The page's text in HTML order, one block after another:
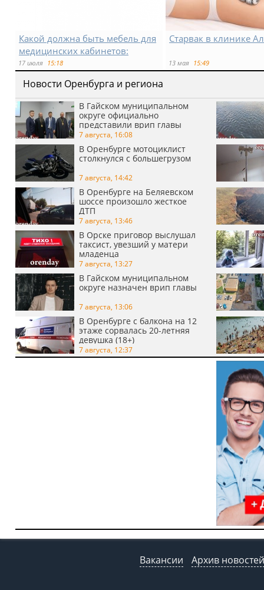
Какой должна быть мебель для
медицинских кабинетов:
требования к
безопасности
17 июля 15:18
Старвак в клинике
13 мая 15:49
Новости Оренбурга и региона
В Гайском муниципальном
округе официально
представили врип главы
7 августа, 16:08
В Оренбурге мотоциклист
столкнулся с большегрузом
7 августа, 14:42
В Оренбурге на Беляевском
шоссе произошло жесткое
ДТП
7 августа, 13:46
В Орске приговор выслушал
таксист, увезший у матери
младенца
7 августа, 13:27
В Гайском муниципальном
округе назначен врип главы
7 августа, 13:06
В Оренбурге с балкона на 12
этаже сорвалась 20-летняя
девушка (18+)
7 августа, 12:37
Вакансии Архив новостей